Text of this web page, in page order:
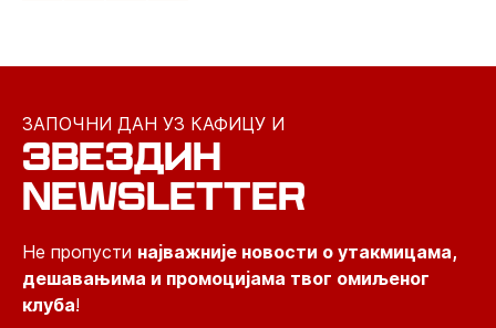
ЗАПОЧНИ ДАН УЗ КАФИЦУ И
ЗВЕЗДИН
NEWSLETTER
Не пропусти најважније новости о утакмицама,
дешавањима и промоцијама твог омиљеног
клуба!